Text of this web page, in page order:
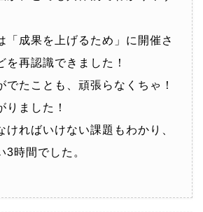
「成果を上げるため」に開催さ
を再認識できました！
でたことも、頑張らなくちゃ！
りました！
ければいけない課題もわかり、
3時間でした。